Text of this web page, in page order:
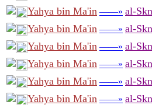
Yahya bin Ma'in ——» al-
Yahya bin Ma'in ——» al-
Yahya bin Ma'in ——» al-
Yahya bin Ma'in ——» al-
Yahya bin Ma'in ——» al-
Yahya bin Ma'in ——» al-